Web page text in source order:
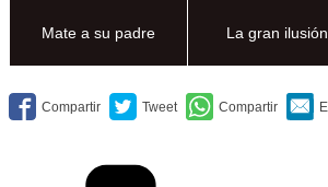
Mate a su padre La gran ilusión